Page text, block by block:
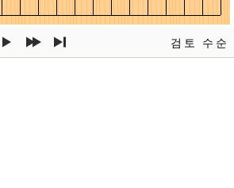
검토 수순